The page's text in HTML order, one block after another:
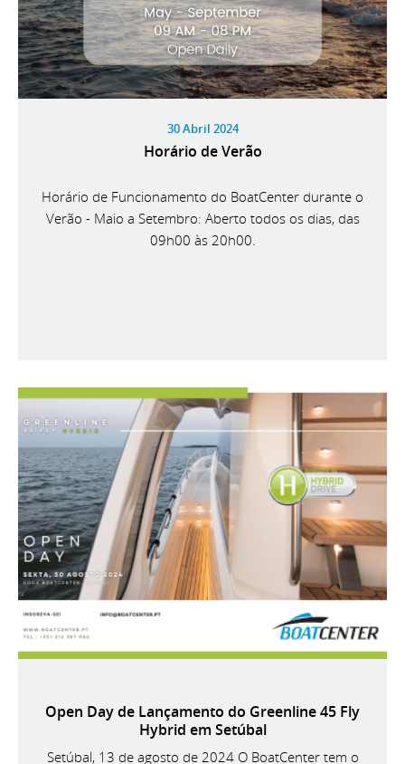
30 Abril 2024
Horário de Verão
Horário de Funcionamento do BoatCenter durante o
Verão - Maio a Setembro: Aberto todos os dias, das
09h00 às 20h00.
Open Day de Lançamento do Greenline 45 Fly
Hybrid em Setúbal
Setúbal, 13 de agosto de 2024 O BoatCenter tem o